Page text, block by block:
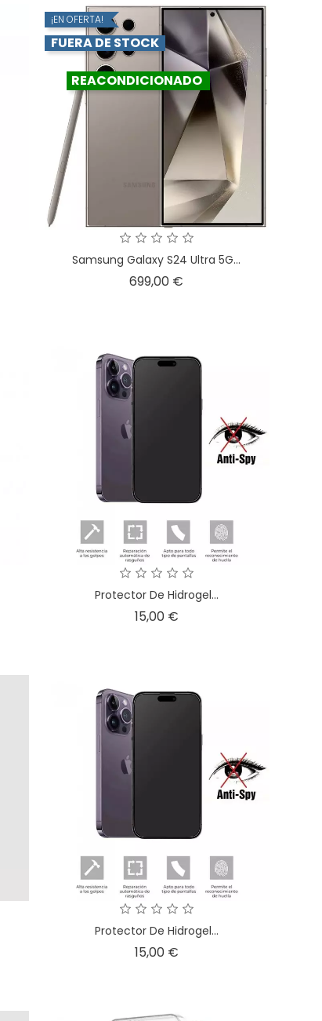
¡EN OFERTA!
FUERA DE STOCK
REACONDICIONADO
Samsung Galaxy S24 Ultra 5G...
699,00 €
Protector De Hidrogel...
15,00 €Precio
Protector De Hidrogel...
15,00 €Precio